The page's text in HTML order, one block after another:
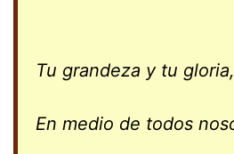
Tu grandeza y tu gloria,
En medio de todos